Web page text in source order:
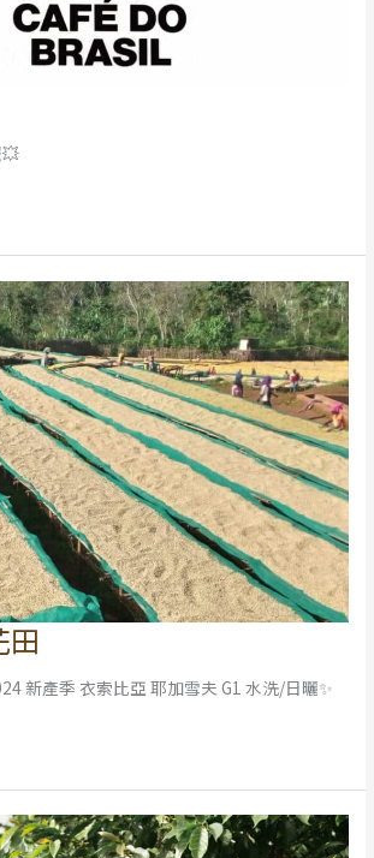
田
新產季 衣索比亞 耶加雪夫 G1 水洗/日曬✨